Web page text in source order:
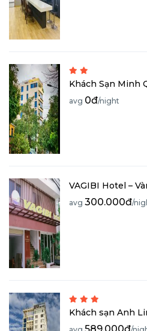
Khách Sạn Minh
avg 0đ/night
VAGIBI Hotel –
avg 300.000đ/
Khách sạn Anh